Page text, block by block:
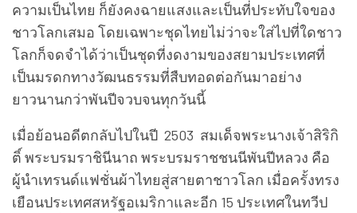
ความเป็นไทย ก็ยังคงฉายแสงและเป็นที่ประทับใจของ
ชาวโลกเสมอ โดยเฉพาะชุดไทยไม่ว่าจะใส่ไปที่ใดชาว
โลกก็จดจำได้ว่าเป็นชุดที่งดงามของสยามประเทศที่
เป็นมรดกทางวัฒนธรรมที่สืบทอดต่อกันมาอย่าง
ยาวนานกว่าพันปีจวบจนทุกวันนี้
เมื่อย้อนอดีตกลับไปในปี 2503 สมเด็จพระนางเจ้าสิริกิ
ติ์ พระบรมราชินีนาถ พระบรมราชชนนีพันปีหลวง คือ
ผู้นำเทรนด์แฟชั่นผ้าไทยสู่สายตาชาวโลก เมื่อครั้งทรง
เยือนประเทศสหรัฐอเมริกาและอีก 15 ประเทศในทวีป